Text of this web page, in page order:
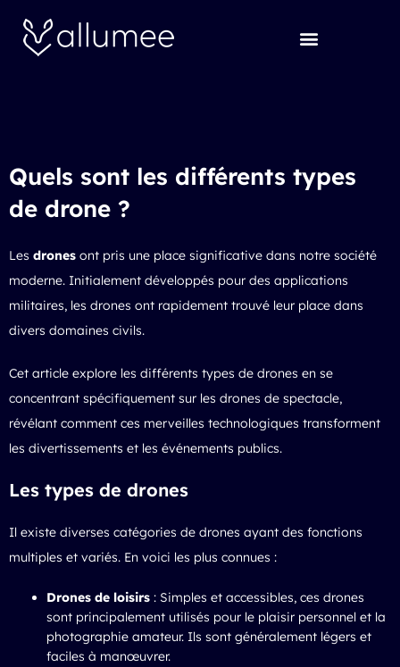
contenu
Quels sont les différents types
de drone ?
Les drones ont pris une place significative dans notre société
moderne. Initialement développés pour des applications
militaires, les drones ont rapidement trouvé leur place dans
divers domaines civils.
Cet article explore les différents types de drones en se
concentrant spécifiquement sur les drones de spectacle,
révélant comment ces merveilles technologiques transforment
les divertissements et les événements publics.
Les types de drones
Il existe diverses catégories de drones ayant des fonctions
multiples et variés. En voici les plus connues :
Drones de loisirs : Simples et accessibles, ces drones
sont principalement utilisés pour le plaisir personnel et la
photographie amateur. Ils sont généralement légers et
faciles à manœuvrer.